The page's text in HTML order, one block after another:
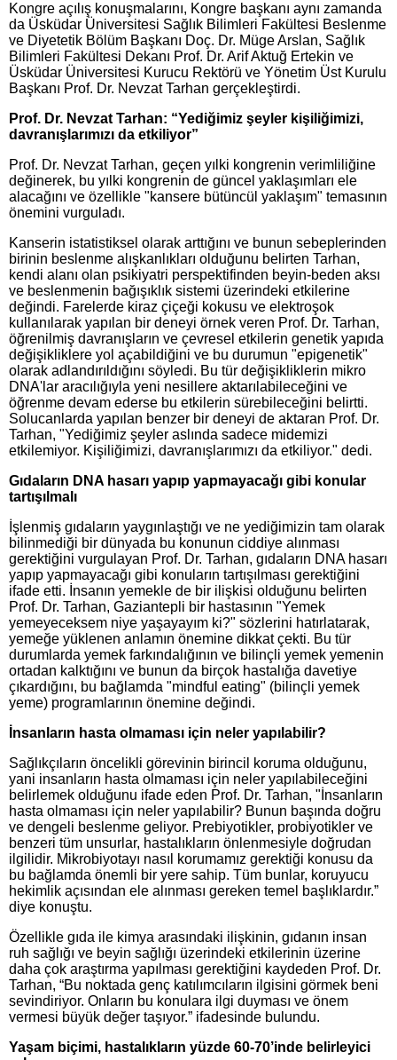
Kongre açılış konuşmalarını, Kongre başkanı aynı zamanda
da Üsküdar Üniversitesi Sağlık Bilimleri Fakültesi Beslenme
ve Diyetetik Bölüm Başkanı Doç. Dr. Müge Arslan, Sağlık
Bilimleri Fakültesi Dekanı Prof. Dr. Arif Aktuğ Ertekin ve
Üsküdar Üniversitesi Kurucu Rektörü ve Yönetim Üst Kurulu
Başkanı Prof. Dr. Nevzat Tarhan gerçekleştirdi.
Prof. Dr. Nevzat Tarhan: “Yediğimiz şeyler kişiliğimizi,
davranışlarımızı da etkiliyor”
Prof. Dr. Nevzat Tarhan, geçen yılki kongrenin verimliliğine
değinerek, bu yılki kongrenin de güncel yaklaşımları ele
alacağını ve özellikle "kansere bütüncül yaklaşım" temasının
önemini vurguladı.
Kanserin istatistiksel olarak arttığını ve bunun sebeplerinden
birinin beslenme alışkanlıkları olduğunu belirten Tarhan,
kendi alanı olan psikiyatri perspektifinden beyin-beden aksı
ve beslenmenin bağışıklık sistemi üzerindeki etkilerine
değindi. Farelerde kiraz çiçeği kokusu ve elektroşok
kullanılarak yapılan bir deneyi örnek veren Prof. Dr. Tarhan,
öğrenilmiş davranışların ve çevresel etkilerin genetik yapıda
değişikliklere yol açabildiğini ve bu durumun "epigenetik"
olarak adlandırıldığını söyledi. Bu tür değişikliklerin mikro
DNA'lar aracılığıyla yeni nesillere aktarılabileceğini ve
öğrenme devam ederse bu etkilerin sürebileceğini belirtti.
Solucanlarda yapılan benzer bir deneyi de aktaran Prof. Dr.
Tarhan, "Yediğimiz şeyler aslında sadece midemizi
etkilemiyor. Kişiliğimizi, davranışlarımızı da etkiliyor." dedi.
Gıdaların DNA hasarı yapıp yapmayacağı gibi konular
tartışılmalı
İşlenmiş gıdaların yaygınlaştığı ve ne yediğimizin tam olarak
bilinmediği bir dünyada bu konunun ciddiye alınması
gerektiğini vurgulayan Prof. Dr. Tarhan, gıdaların DNA hasarı
yapıp yapmayacağı gibi konuların tartışılması gerektiğini
ifade etti. İnsanın yemekle de bir ilişkisi olduğunu belirten
Prof. Dr. Tarhan, Gaziantepli bir hastasının "Yemek
yemeyeceksem niye yaşayayım ki?" sözlerini hatırlatarak,
yemeğe yüklenen anlamın önemine dikkat çekti. Bu tür
durumlarda yemek farkındalığının ve bilinçli yemek yemenin
ortadan kalktığını ve bunun da birçok hastalığa davetiye
çıkardığını, bu bağlamda "mindful eating" (bilinçli yemek
yeme) programlarının önemine değindi.
İnsanların hasta olmaması için neler yapılabilir?
Sağlıkçıların öncelikli görevinin birincil koruma olduğunu,
yani insanların hasta olmaması için neler yapılabileceğini
belirlemek olduğunu ifade eden Prof. Dr. Tarhan, "İnsanların
hasta olmaması için neler yapılabilir? Bunun başında doğru
ve dengeli beslenme geliyor. Prebiyotikler, probiyotikler ve
benzeri tüm unsurlar, hastalıkların önlenmesiyle doğrudan
ilgilidir. Mikrobiyotayı nasıl korumamız gerektiği konusu da
bu bağlamda önemli bir yere sahip. Tüm bunlar, koruyucu
hekimlik açısından ele alınması gereken temel başlıklardır.”
diye konuştu.
Özellikle gıda ile kimya arasındaki ilişkinin, gıdanın insan
ruh sağlığı ve beyin sağlığı üzerindeki etkilerinin üzerine
daha çok araştırma yapılması gerektiğini kaydeden Prof. Dr.
Tarhan, “Bu noktada genç katılımcıların ilgisini görmek beni
sevindiriyor. Onların bu konulara ilgi duyması ve önem
vermesi büyük değer taşıyor.” ifadesinde bulundu.
Yaşam biçimi, hastalıkların yüzde 60-70’inde belirleyici